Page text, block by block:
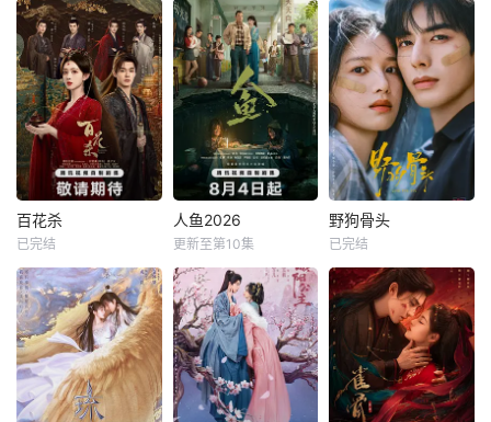
百花杀
已完结
人鱼2026
更新至第10集
野狗骨头
已完结